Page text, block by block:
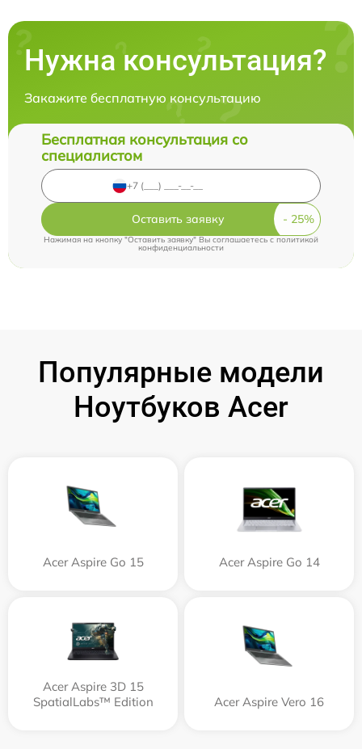
Нужна консультация?
Закажите бесплатную консультацию
Бесплатная консультация со
специалистом
Оставить заявку
Нажимая на кнопку "Оставить заявку" Вы соглашаетесь cполитикой
конфиденциальности
Популярные модели
Ноутбуков Acer
Acer Aspire Go 15 Acer Aspire Go 14
Acer Aspire 3D 15
SpatialLabs™ Edition
Acer Aspire Vero 16